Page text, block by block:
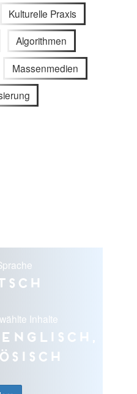
Kulturelle Praxis
Algorithmen
Massenmedien
Inhalte